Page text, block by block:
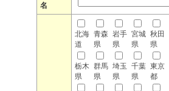
名
北海
道
青森
県
岩手
県
宮城
県
秋田
県
栃木
県
群馬
県
埼玉
県
千葉
県
東京
都